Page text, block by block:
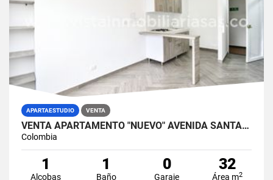
APARTAESTUDIO VENTA
VENTA APARTAMENTO "NUEVO" AVENIDA SANTANDER, MANIZALES
Colombia
1
Alcobas
1
Baño
0
Garaje
32
Área m2